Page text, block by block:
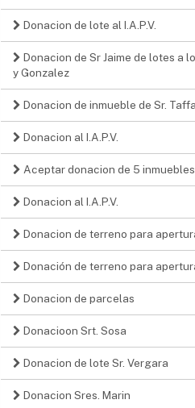
Donacion de lote al I.A.P.V.
Donacion de Sr Jaime de lotes a
y Gonzalez
Donacion de inmueble de Sr.
Donacion al I.A.P.V.
Aceptar donacion de 5 inmuebles
Donacion al I.A.P.V.
Donacion de terreno para
Donación de terreno para
Donacion de parcelas
Donacioon Srt. Sosa
Donacion de lote Sr. Vergara
Donacion Sres. Marin